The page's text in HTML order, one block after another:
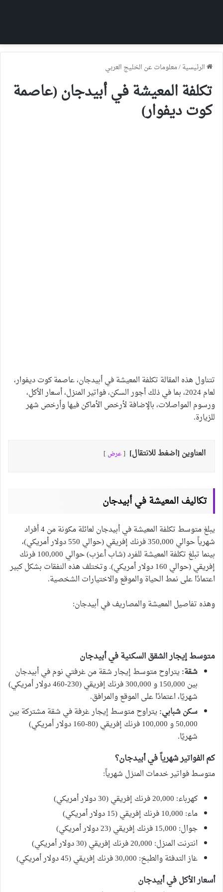
الرئيسية/معلومات عن الخليج العربي
تكلفة المعيشة في أبيدجان (عاصمة
كوت ديفوار)
تتناول هذه المقالة تكلفة المعيشة في أبيدجان، عاصمة كوت ديفوار،
لعام 2024، بما في ذلك أجور السكن، فواتير المنزل، أسعار الأكل،
ورسوم المواصلات، بالإضافة لأرخص الأماكن فيها وأرخص شهر
للزيارة.
العناوين [اضغط للانتقال] عرض
تكاليف المعيشة في أبيدجان
يبلغ متوسط ​​تكلفة المعيشة في أبيدجان لعائلة مكونة من 4 أفراد
شهرياً حوالي 350,000 فرنك إفريقي (حوالي 550 دولار أمريكي)،
بينما تبلغ تكلفة المعيشة للفرد (شاب أعزب) حوالي 100,000 فرنك
إفريقي (حوالي 160 دولار أمريكي). وتختلف هذه النفقات بشكل كبير
اعتمادًا على نمط الحياة والموقع والاختيارات الشخصية.
وهذه تفاصيل المعيشة والمصاريف في أبيدجان:
متوسط إيجار الشقق السكنية في أبيدجان
شقة:يتراوح متوسط ​​إيجار شقة من غرفتي نوم في أبيدجان
بين 150,000 و 300,000 فرنك إفريقي (230-460 دولار أمريكي)
شهريًا، اعتمادًا على الموقع والمرافق.
سكن شبابي:يتراوح متوسط ​​إيجار غرفة في شقة مشتركة بين
50,000 و 100,000 فرنك إفريقي (80-160 دولار أمريكي)
شهريًا.
كم الفواتير شهرياً في أبيدجان؟
متوسط فواتير خدمات المنزل شهرياً:
كهرباء: 20,000 فرنك إفريقي (30 دولار أمريكي)
ماء: 10,000 فرنك إفريقي (15 دولار أمريكي)
جوال: 15,000 فرنك إفريقي (23 دولار أمريكي)
انترنت المنزل: 20,000 فرنك إفريقي (30 دولار أمريكي)
غاز التدفئة والطبخ: 30,000 فرنك إفريقي (45 دولار أمريكي)
أسعار الأكل في أبيدجان